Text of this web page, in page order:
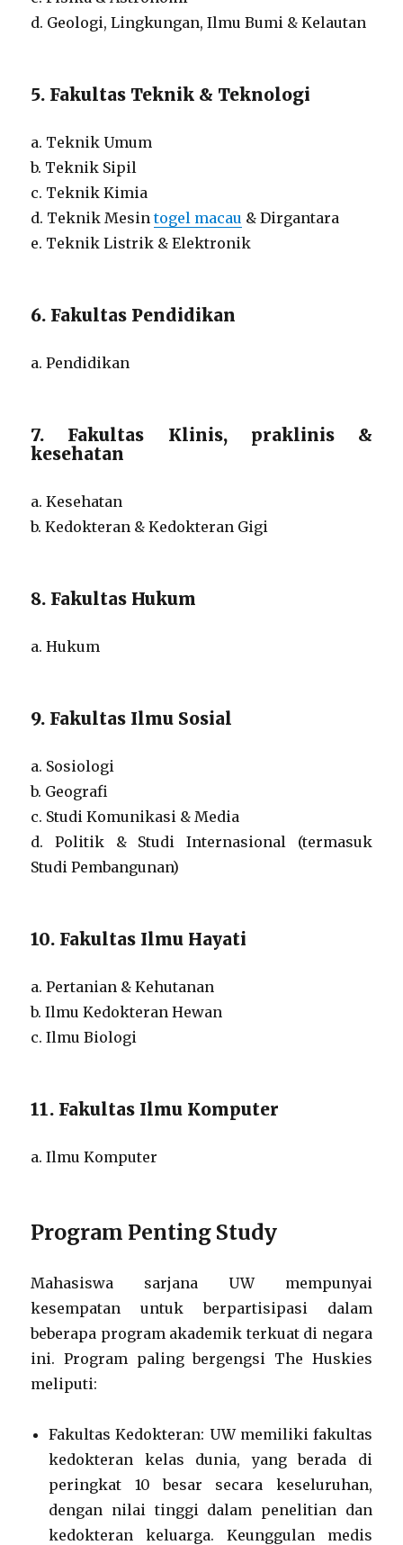
d. Geologi, Lingkungan, Ilmu Bumi & Kelautan
5. Fakultas Teknik & Teknologi
a. Teknik Umum
b. Teknik Sipil
c. Teknik Kimia
d. Teknik Mesintogel macau & Dirgantara
e. Teknik Listrik & Elektronik
6. Fakultas Pendidikan
a. Pendidikan
7. Fakultas Klinis, praklinis &
kesehatan
a. Kesehatan
b. Kedokteran & Kedokteran Gigi
8. Fakultas Hukum
a. Hukum
9. Fakultas Ilmu Sosial
a. Sosiologi
b. Geografi
c. Studi Komunikasi & Media
d. Politik & Studi Internasional (termasuk
Studi Pembangunan)
10. Fakultas Ilmu Hayati
a. Pertanian & Kehutanan
b. Ilmu Kedokteran Hewan
c. Ilmu Biologi
11. Fakultas Ilmu Komputer
a. Ilmu Komputer
Program Penting Study
Mahasiswa sarjana UW mempunyai
kesempatan untuk berpartisipasi dalam
beberapa program akademik terkuat di negara
ini. Program paling bergengsi The Huskies
meliputi:
Fakultas Kedokteran: UW memiliki fakultas
kedokteran kelas dunia, yang berada di
peringkat 10 besar secara keseluruhan,
dengan nilai tinggi dalam penelitian dan
kedokteran keluarga. Keunggulan medis